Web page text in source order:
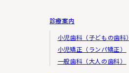
効果的な広告の配信のために
診療案内
小児歯科（子どもの歯科）
小児矯正（ランパ矯正）
一般歯科（大人の歯科）